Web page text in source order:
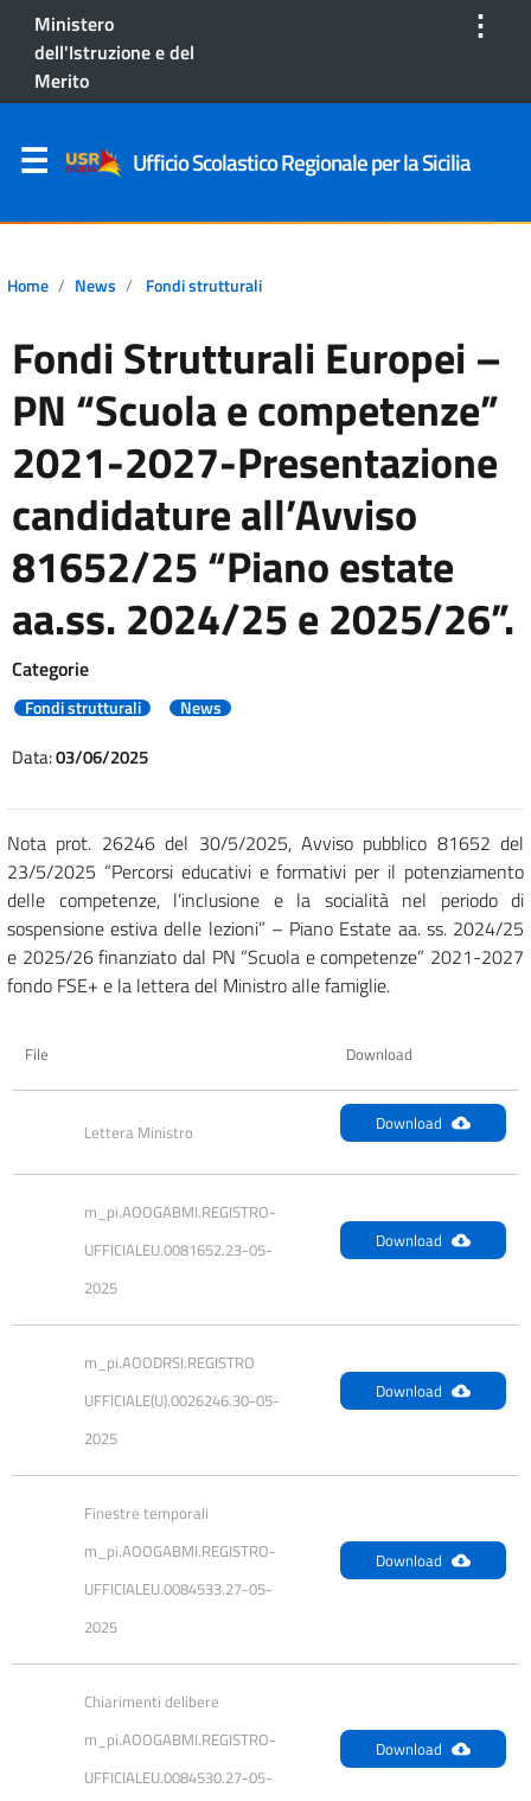
Ministero
dell'Istruzione e del
Merito
⋮
Ufficio Scolastico Regionale per la Sicilia
Home News Fondi strutturali
Fondi Strutturali Europei –
PN “Scuola e competenze”
2021-2027-Presentazione
candidature all’Avviso
81652/25 “Piano estate
aa.ss. 2024/25 e 2025/26”.
Categorie
Fondi strutturali News
Data:03/06/2025
Nota prot. 26246 del 30/5/2025, Avviso pubblico 81652 del
23/5/2025 “Percorsi educativi e formativi per il potenziamento
delle competenze, l’inclusione e la socialità nel periodo di
sospensione estiva delle lezioni” – Piano Estate aa. ss. 2024/25
e 2025/26 finanziato dal PN “Scuola e competenze” 2021-2027
fondo FSE+ e la lettera del Ministro alle famiglie.
File Download
Lettera Ministro Download
m_pi.AOOGABMI.REGISTRO-
UFFICIALEU.0081652.23-05-
2025
Download
m_pi.AOODRSI.REGISTRO
UFFICIALE(U).0026246.30-05-
2025
Download
Finestre temporali
m_pi.AOOGABMI.REGISTRO-
UFFICIALEU.0084533.27-05-
2025
Download
Chiarimenti delibere
m_pi.AOOGABMI.REGISTRO-
UFFICIALEU.0084530.27-05-
Download